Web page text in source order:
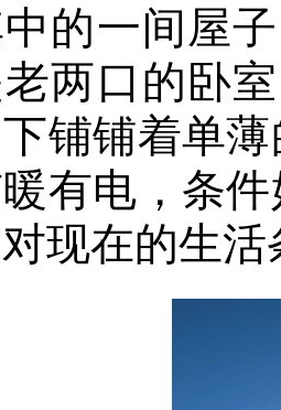
的一间屋
两口的卧
铺铺着单
有电，条
现在的生